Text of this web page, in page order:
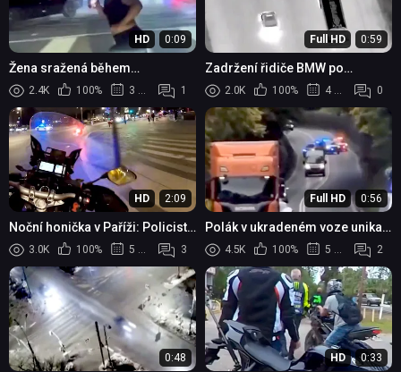
HD 0:09
Žena sražená během
automobilové honičky
2.4K 100% 3 měsíce 1
Full HD 0:59
Zadržení řidiče BMW po
nebezpečné honičce na Floridě
2.0K 100% 4 měsíce 0
HD 2:09
Noční honička v Paříži: Policista
na motorce dopadl ujíždějícího
řidiče
3.0K 100% 5 měsíců 3
Full HD 0:56
Polák v ukradeném voze unikal
policistům přes hranice
4.5K 100% 5 měsíců 2
0:48 HD 0:33